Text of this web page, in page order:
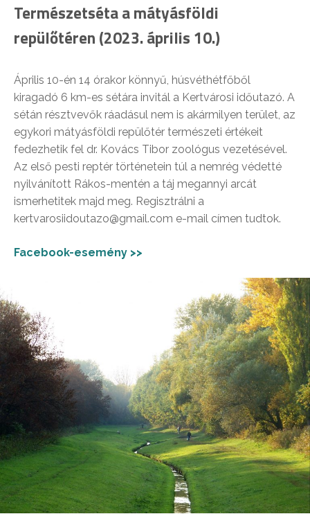
Természetséta a mátyásföldi
repülőtéren (2023. április 10.)
Április 10-én 14 órakor könnyű, húsvéthétfőből
kiragadó 6 km-es sétára invitál a Kertvárosi időutazó. A
sétán résztvevők ráadásul nem is akármilyen terület, az
egykori mátyásföldi repülőtér természeti értékeit
fedezhetik fel dr. Kovács Tibor zoológus vezetésével.
Az első pesti reptér történetein túl a nemrég védetté
nyilvánított Rákos-mentén a táj megannyi arcát
ismerhetitek majd meg. Regisztrálni a
kertvarosiidoutazo@gmail.com e-mail címen tudtok.
Facebook-esemény >>